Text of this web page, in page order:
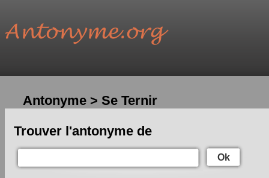
Antonyme > Se Ternir
Trouver l'antonyme de
Ok